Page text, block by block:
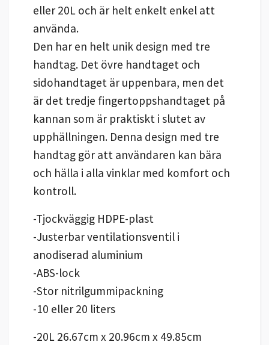
eller 20L och är helt enkelt enkel att
använda.
Den har en helt unik design med tre
handtag. Det övre handtaget och
sidohandtaget är uppenbara, men det
är det tredje fingertoppshandtaget på
kannan som är praktiskt i slutet av
upphällningen. Denna design med tre
handtag gör att användaren kan bära
och hälla i alla vinklar med komfort och
kontroll.
-Tjockväggig HDPE-plast
-Justerbar ventilationsventil i
anodiserad aluminium
-ABS-lock
-Stor nitrilgummipackning
-10 eller 20 liters
-20L 26.67cm x 20.96cm x 49.85cm